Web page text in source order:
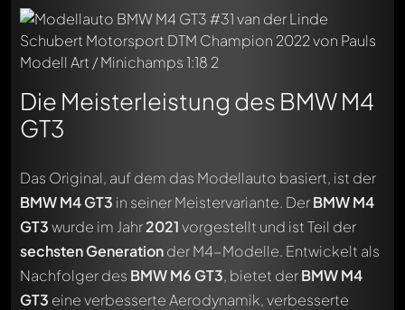
Die Meisterleistung des BMW M4
GT3
Das Original, auf dem das Modellauto basiert, ist der
BMW M4 GT3 in seiner Meistervariante. DerBMW M4
GT3wurde im Jahr2021vorgestellt und ist Teil der
sechsten Generationder M4-Modelle. Entwickelt als
Nachfolger des BMW M6 GT3, bietet derBMW M4
GT3 eine verbesserte Aerodynamik, verbesserte